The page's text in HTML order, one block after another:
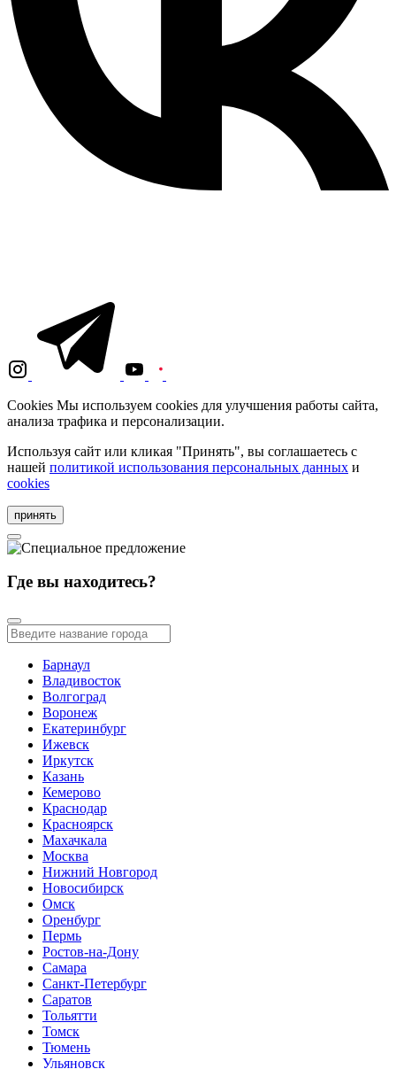
Cookies Мы используем cookies для улучшения работы сайта,
анализа трафика и персонализации.
Используя сайт или кликая "Принять", вы соглашаетесь с
нашей политикой использования персональных данных и
cookies
принять
Где вы находитесь?
Барнаул
Владивосток
Волгоград
Воронеж
Екатеринбург
Ижевск
Иркутск
Казань
Кемерово
Краснодар
Красноярск
Махачкала
Москва
Нижний Новгород
Новосибирск
Омск
Оренбург
Пермь
Ростов-на-Дону
Самара
Санкт-Петербург
Саратов
Тольятти
Томск
Тюмень
Ульяновск